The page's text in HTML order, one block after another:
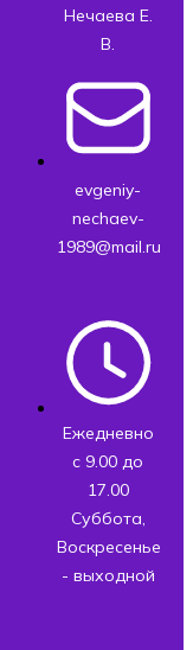
Нечаева Е.
В.
evgeniy-
nechaev-
1989@mail.ru
Ежедневно
с 9.00 до
17.00
Суббота,
Воскресенье
- выходной